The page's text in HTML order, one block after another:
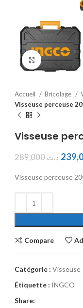
Click to
Accueil Bricolage
Visseuse perceuse
Visseuse
د.ت289,000
Visseuse perceuse
Compare
Catégorie : Visseuse
Étiquette : INGCO
Share: